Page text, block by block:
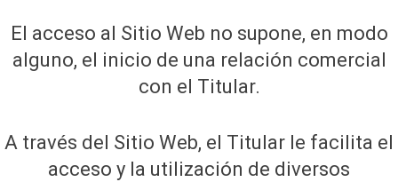
El acceso al Sitio Web no supone, en modo
alguno, el inicio de una relación comercial
con el Titular.
A través del Sitio Web, el Titular le facilita el
acceso y la utilización de diversos